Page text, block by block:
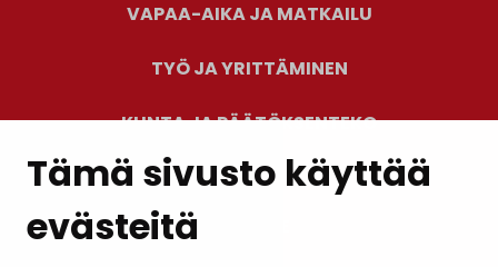
Tämä sivusto käyttää
evästeitä
VAPAA-AIKA JA MATKAILU
TYÖ JA YRITTÄMINEN
KUNTA JA PÄÄTÖKSENTEKO